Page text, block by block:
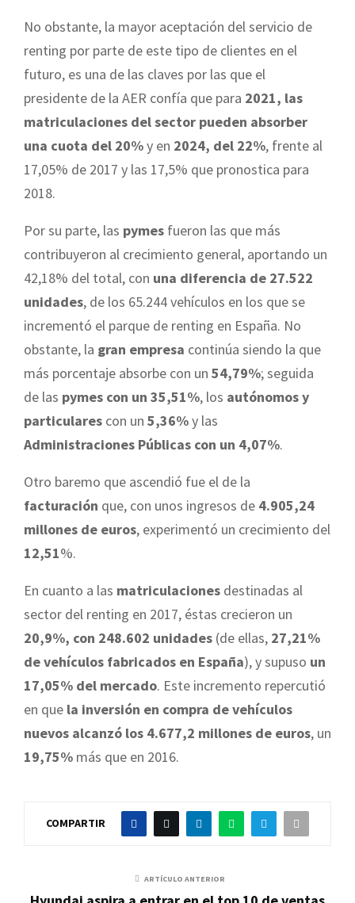
No obstante, la mayor aceptación del servicio de
renting por parte de este tipo de clientes en el
futuro, es una de las claves por las que el
presidente de la AER confía que para 2021, las
matriculaciones del sector pueden absorber
una cuota del 20%y en 2024, del 22%, frente al
17,05% de 2017 y las 17,5% que pronostica para
2018.
Por su parte, las pymes fueron las que más
contribuyeron al crecimiento general, aportando un
42,18% del total, con una diferencia de 27.522
unidades, de los 65.244 vehículos en los que se
incrementó el parque de renting en España. No
obstante, la gran empresa continúa siendo la que
más porcentaje absorbe con un 54,79%; seguida
de las pymes con un 35,51%, los autónomos y
particulares con un 5,36%y las
Administraciones Públicas con un 4,07%.
Otro baremo que ascendió fue el de la
facturación que, con unos ingresos de 4.905,24
millones de euros, experimentó un crecimiento del
12,51%.
En cuanto a las matriculaciones destinadas al
sector del renting en 2017, éstas crecieron un
20,9%, con 248.602 unidades (de ellas, 27,21%
de vehículos fabricados en España), y supuso un
17,05% del mercado. Este incremento repercutió
en que la inversión en compra de vehículos
nuevos alcanzó los 4.677,2 millones de euros, un
19,75% más que en 2016.
COMPARTIR
ARTÍCULO ANTERIOR